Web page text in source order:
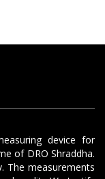
device for
of DRO Shraddha.
The measurements